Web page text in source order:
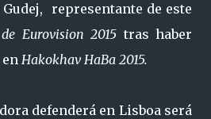
representante de este
Eurovision 2015 tras haber
Hakokhav HaBa 2015.
defenderá en Lisboa será